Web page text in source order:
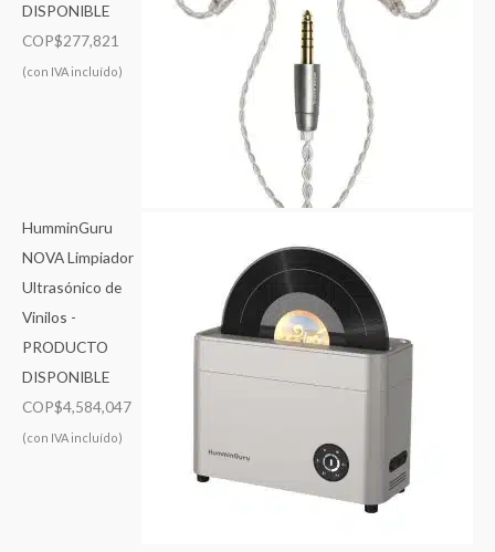
DISPONIBLE
COP$277,821
(con IVA incluído)
HumminGuru
NOVA Limpiador
Ultrasónico de
Vinilos -
PRODUCTO
DISPONIBLE
COP$4,584,047
(con IVA incluído)